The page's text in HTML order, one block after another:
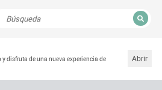
y disfruta de una nueva experiencia de
Abrir